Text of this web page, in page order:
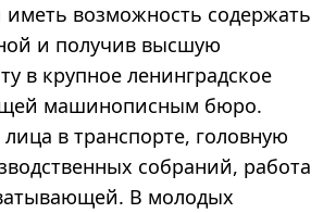
возможность содержать
и получив высшую
в крупное ленинградское
машинописным бюро.
в транспорте, головную
собраний, работа
В молодых